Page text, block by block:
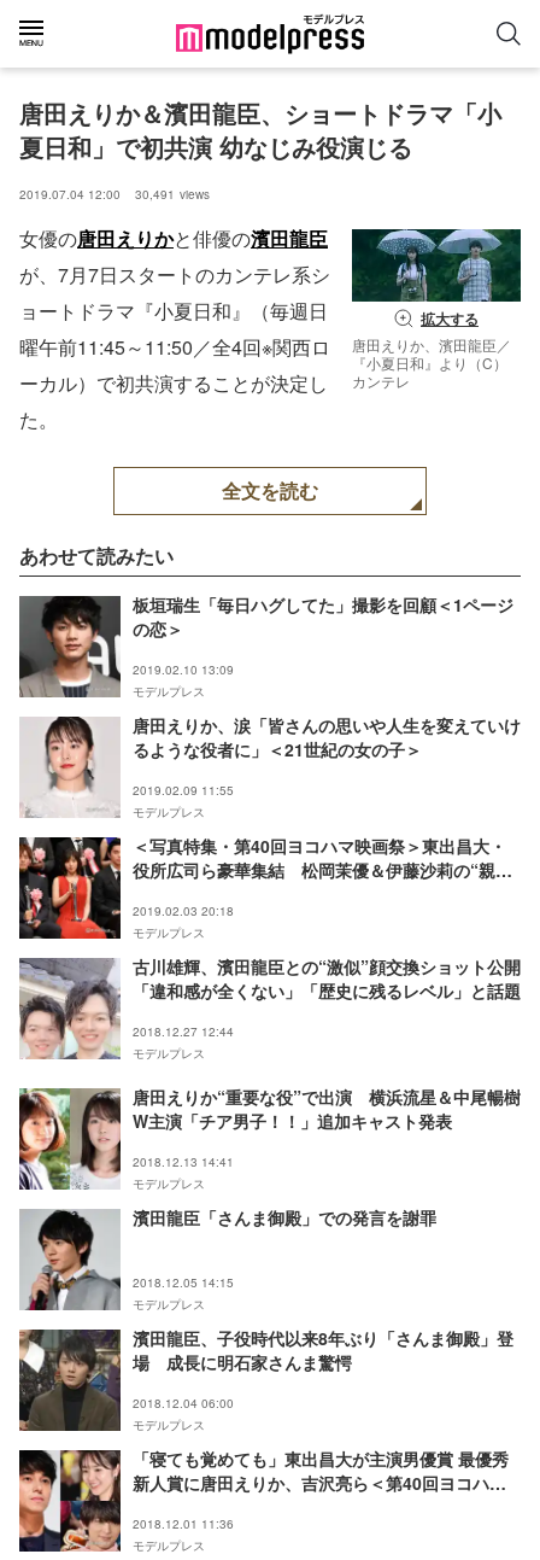
唐田えりか＆濱田龍臣、ショートドラマ「小
夏日和」で初共演 幼なじみ役演じる
2019.07.04 12:00 30,491 views
拡大する
唐田えりか、濱田龍臣／
『小夏日和』より（C）
カンテレ
女優の唐田えりかと俳優の濱田龍臣
が、7月7日スタートのカンテレ系シ
ョートドラマ『小夏日和』（毎週日
曜午前11:45～11:50／全4回※関西ロ
ーカル）で初共演することが決定し
た。
全文を読む
あわせて読みたい
板垣瑞生「毎日ハグしてた」撮影を回顧＜1ページ
の恋＞
2019.02.10 13:09
モデルプレス
唐田えりか、涙「皆さんの思いや人生を変えていけ
るような役者に」＜21世紀の女の子＞
2019.02.09 11:55
モデルプレス
＜写真特集・第40回ヨコハマ映画祭＞東出昌大・
役所広司ら豪華集結 松岡茉優＆伊藤沙莉の“親友
2019.02.03 20:18
モデルプレス
古川雄輝、濱田龍臣との“激似”顔交換ショット公開
「違和感が全くない」「歴史に残るレベル」と話題
2018.12.27 12:44
モデルプレス
唐田えりか“重要な役”で出演 横浜流星＆中尾暢樹
W主演「チア男子！！」追加キャスト発表
2018.12.13 14:41
モデルプレス
濱田龍臣「さんま御殿」での発言を謝罪
2018.12.05 14:15
モデルプレス
濱田龍臣、子役時代以来8年ぶり「さんま御殿」登
場 成長に明石家さんま驚愕
2018.12.04 06:00
モデルプレス
「寝ても覚めても」東出昌大が主演男優賞 最優秀
新人賞に唐田えりか、吉沢亮ら＜第40回ヨコハマ
2018.12.01 11:36
モデルプレス